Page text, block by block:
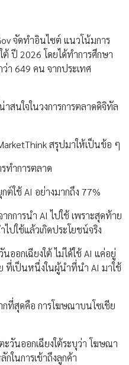
จัดทำอินไซต์ แนวโน้มการ
ต้ ปี 2026 โดยได้ทำการศึกษา
า 649 คน จากประเทศ
สนใจในวงการการตลาดดิจิทัล
สรุปมาให้เป็นข้อ ๆ
ทำการตลาด
ใช้ AI อย่างมากถึง 77%
กการนำ AI ไปใช้ เพราะสุดท้าย
ปใช้แล้วเกิดประโยชน์จริง
ออกเฉียงใต้ ไม่ได้ใช้ AI แค่อยู่
ที่เป็นหนึ่งในผู้นำที่นำ AI มาใช้
ที่สุดคือ การโฆษณาบนโซเชีย
ะวันออกเฉียงใต้ระบุว่า โฆษณา
ในการเข้าถึงลูกค้า